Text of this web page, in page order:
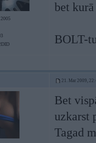
bet
BOLT-
21. Mar 2009,
Bet
uzkarst
Tagad